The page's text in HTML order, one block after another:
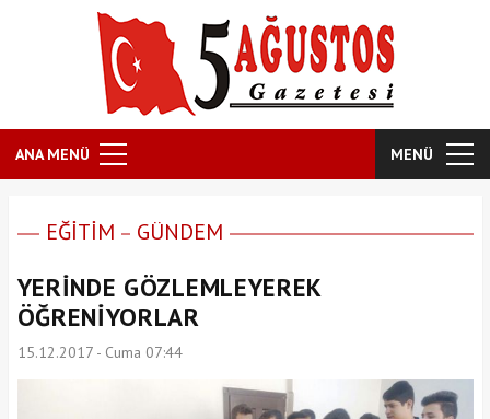
ANA MENÜ MENÜ
EĞİTİM GÜNDEM
YERİNDE GÖZLEMLEYEREK
ÖĞRENİYORLAR
15.12.2017 - Cuma 07:44